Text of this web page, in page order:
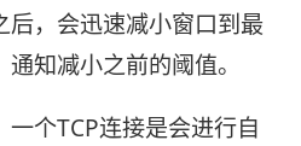
后，会迅速减小窗口到最
知减小之前的阈值。
个TCP连接是会进行自